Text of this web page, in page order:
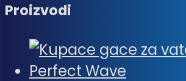
Proizvodi